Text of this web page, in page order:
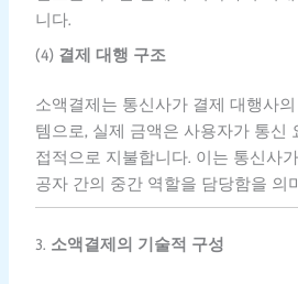
니다.
(4) 결제 대행 구조
소액결제는 통신사가 결제 대행사
템으로, 실제 금액은 사용자가 통신
접적으로 지불합니다. 이는 통신사
공자 간의 중간 역할을 담당함을 의
3. 소액결제의 기술적 구성